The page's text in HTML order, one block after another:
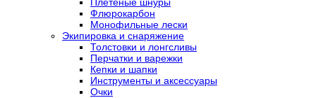
Плетеные шнуры
Флюрокарбон
Монофильные лески
Экипировка и снаряжение
Толстовки и лонгсливы
Перчатки и варежки
Кепки и шапки
Инструменты и аксессуары
Очки